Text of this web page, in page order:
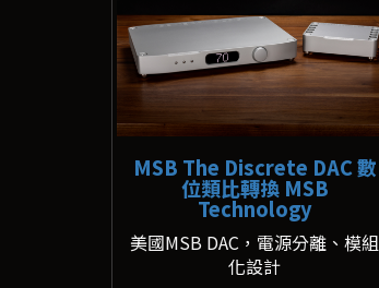
MSB The Discrete DAC 數
位類比轉換 MSB
Technology
美國MSB DAC，電源分離、模組
化設計